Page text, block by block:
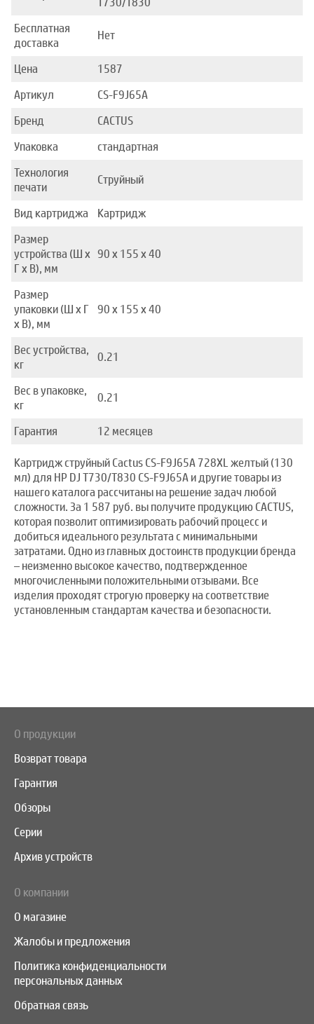
Бесплатная
доставка
Нет
Цена
1587
Артикул
CS-F9J65A
Бренд
CACTUS
Упаковка
стандартная
Технология
печати
Струйный
Вид картриджа
Картридж
Размер
устройства (Ш x
Г x В), мм
90 x 155 x 40
Размер
упаковки (Ш x Г
x В), мм
90 x 155 x 40
Вес устройства,
кг
0.21
Вес в упаковке,
кг
0.21
Гарантия 12 месяцев
Картридж струйный Cactus CS-F9J65A 728XL желтый (130
мл) для HP DJ T730/T830 CS-F9J65A и другие товары из
нашего каталога рассчитаны на решение задач любой
сложности. За 1 587 руб. вы получите продукцию CACTUS,
которая позволит оптимизировать рабочий процесс и
добиться идеального результата с минимальными
затратами. Одно из главных достоинств продукции бренда
– неизменно высокое качество, подтвержденное
многочисленными положительными отзывами. Все
изделия проходят строгую проверку на соответствие
установленным стандартам качества и безопасности.
О продукции
Возврат товара
Гарантия
Обзоры
Серии
Архив устройств
О компании
О магазине
Жалобы и предложения
Политика конфиденциальности
персональных данных
Обратная связь